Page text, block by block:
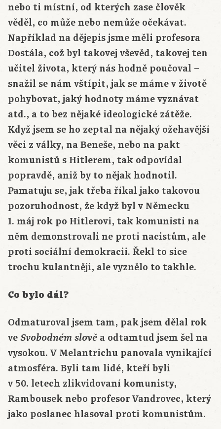
nebo ti místní, od kterých zase člověk
věděl, co může nebo nemůže očekávat.
Například na dějepis jsme měli profesora
Dostála, což byl takovej vševěd, takovej ten
učitel života, který nás hodně poučoval –
snažil se nám vštípit, jak se máme v životě
pohybovat, jaký hodnoty máme vyznávat
atd., a to bez nějaké ideologické zátěže.
Když jsem se ho zeptal na nějaký ožehavější
věci z války, na Beneše, nebo na pakt
komunistů s Hitlerem, tak odpovídal
popravdě, aniž by to nějak hodnotil.
Pamatuju se, jak třeba říkal jako takovou
pozoruhodnost, že když byl v Německu
1. máj rok po Hitlerovi, tak komunisti na
něm demonstrovali ne proti nacistům, ale
proti sociální demokracii. Řekl to sice
trochu kulantněji, ale vyznělo to takhle.
Co bylo dál?
Odmaturoval jsem tam, pak jsem dělal rok
ve Svobodném slově a odtamtud jsem šel na
vysokou. V Melantrichu panovala vynikající
atmosféra. Byli tam lidé, kteří byli
v 50. letech zlikvidovaní komunisty,
Rambousek nebo profesor Vandrovec, který
jako poslanec hlasoval proti komunistům.